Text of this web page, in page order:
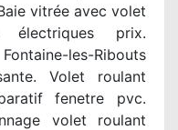
vitrée avec volet
électriques prix.
les-Ribouts
Volet roulant
fenetre pvc.
volet roulant